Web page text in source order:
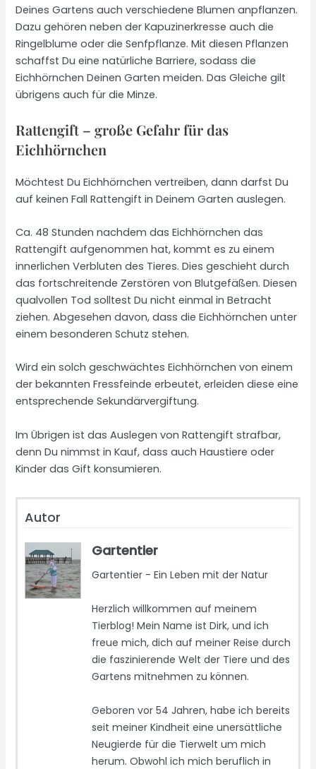
Deines Gartens auch verschiedene Blumen anpflanzen.
Dazu gehören neben der Kapuzinerkresse auch die
Ringelblume oder die Senfpflanze. Mit diesen Pflanzen
schaffst Du eine natürliche Barriere, sodass die
Eichhörnchen Deinen Garten meiden. Das Gleiche gilt
übrigens auch für die Minze.
Rattengift – große Gefahr für das
Eichhörnchen
Möchtest Du Eichhörnchen vertreiben, dann darfst Du
auf keinen Fall Rattengift in Deinem Garten auslegen.
Ca. 48 Stunden nachdem das Eichhörnchen das
Rattengift aufgenommen hat, kommt es zu einem
innerlichen Verbluten des Tieres. Dies geschieht durch
das fortschreitende Zerstören von Blutgefäßen. Diesen
qualvollen Tod solltest Du nicht einmal in Betracht
ziehen. Abgesehen davon, dass die Eichhörnchen unter
einem besonderen Schutz stehen.
Wird ein solch geschwächtes Eichhörnchen von einem
der bekannten Fressfeinde erbeutet, erleiden diese eine
entsprechende Sekundärvergiftung.
Im Übrigen ist das Auslegen von Rattengift strafbar,
denn Du nimmst in Kauf, dass auch Haustiere oder
Kinder das Gift konsumieren.
Autor
Gartentier
Gartentier - Ein Leben mit der Natur
Herzlich willkommen auf meinem
Tierblog! Mein Name ist Dirk, und ich
freue mich, dich auf meiner Reise durch
die faszinierende Welt der Tiere und des
Gartens mitnehmen zu können.
Geboren vor 54 Jahren, habe ich bereits
seit meiner Kindheit eine unersättliche
Neugierde für die Tierwelt um mich
herum. Obwohl ich mich beruflich in